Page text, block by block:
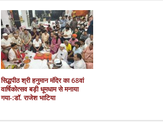
सिद्धपीठ श्री हनुमान मंदिर का 68वां
वार्षिकोत्सव बड़ी धूमधाम से मनाया
गया-:डॉ. राजेश भाटिया